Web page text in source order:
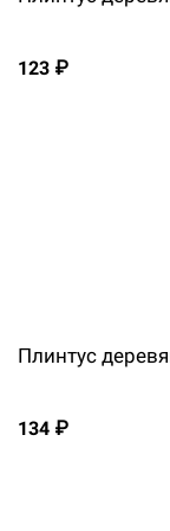
123 ₽
Плинтус
134 ₽